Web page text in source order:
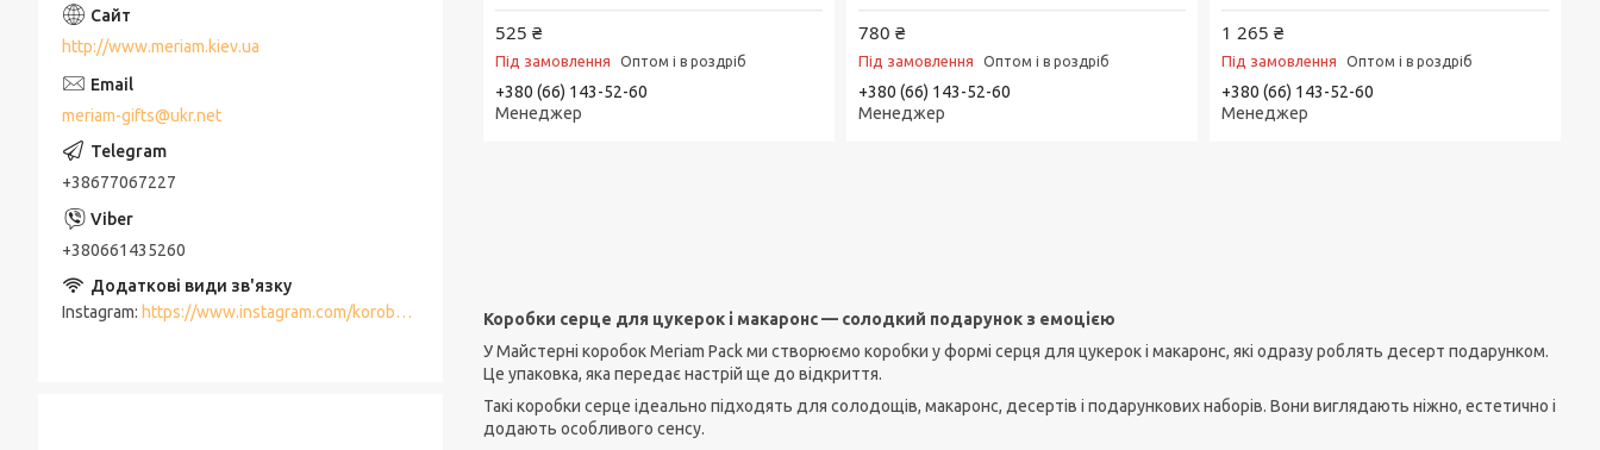
525 ₴
Під замовлення Оптом і в роздріб
+380 (66) 143-52-60
Менеджер
780 ₴
Під замовлення Оптом і в роздріб
+380 (66) 143-52-60
Менеджер
1 265 ₴
Під замовлення Оптом і в роздріб
+380 (66) 143-52-60
Менеджер
Коробки серце для цукерок і макаронс — солодкий подарунок з емоцією
У Майстерні коробок Meriam Pack ми створюємо коробки у формі серця для цукерок і макаронс, які одразу роблять десерт подарунком.
Це упаковка, яка передає настрій ще до відкриття.
Такі коробки серце ідеально підходять для солодощів, макаронс, десертів і подарункових наборів. Вони виглядають ніжно, естетично і
додають особливого сенсу.
http://www.meriam.kiev.ua
meriam-gifts@ukr.net
+38677067227
+380661435260
Instagram https://www.instagram.com/korobki_meriam/